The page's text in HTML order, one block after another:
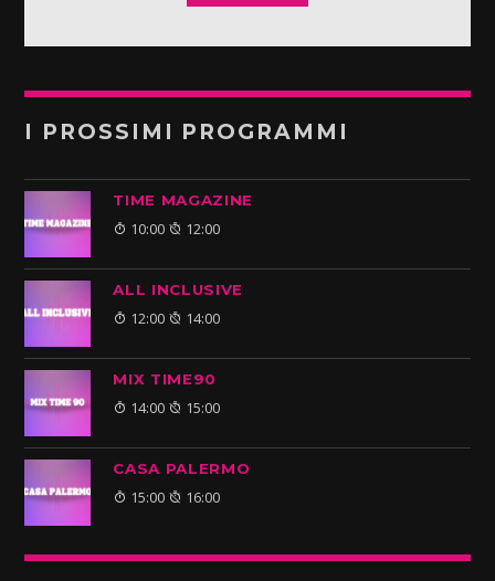
I PROSSIMI PROGRAMMI
TIME MAGAZINE
10:00 12:00
ALL INCLUSIVE
12:00 14:00
MIX TIME90
14:00 15:00
CASA PALERMO
15:00 16:00